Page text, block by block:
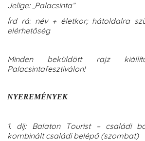
Jelige: „Palacsinta”
Írd rá: név + életkor; hátoldalra
elérhetőség
Minden beküldött rajz
Palacsintafesztiválon!
NYEREMÉNYEK
1. díj: Balaton Tourist – családi
kombinált családi belépő (szombat)